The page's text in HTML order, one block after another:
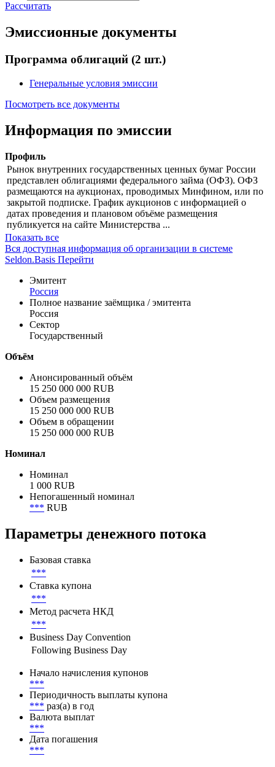
Рассчитать
Эмиссионные документы
Программа облигаций (2 шт.)
Генеральные условия эмиссии
Посмотреть все документы
Информация по эмиссии
Профиль
Рынок внутренних государственных ценных бумаг России
представлен облигациями федерального займа (ОФЗ). ОФЗ
размещаются на аукционах, проводимых Минфином, или по
закрытой подписке. График аукционов с информацией о
датах проведения и плановом объёме размещения
публикуется на сайте Министерства ...
Показать все
Вся доступная информация об организации в системе
Seldon.Basis Перейти
Эмитент
Россия
Полное название заёмщика / эмитента
Россия
Сектор
Государственный
Объём
Анонсированный объём
15 250 000 000 RUB
Объем размещения
15 250 000 000 RUB
Объем в обращении
15 250 000 000 RUB
Номинал
Номинал
1 000 RUB
Непогашенный номинал
*** RUB
Параметры денежного потока
Базовая ставка
***
Ставка купона
***
Метод расчета НКД
***
Business Day Convention
Following Business Day
Начало начисления купонов
***
Периодичность выплаты купона
*** раз(а) в год
Валюта выплат
***
Дата погашения
***